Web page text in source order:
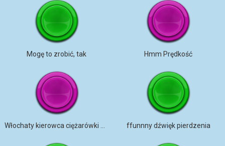
Mogę to zrobić, tak Hmm Prędkość
ffunnny dźwięk pierdzenia